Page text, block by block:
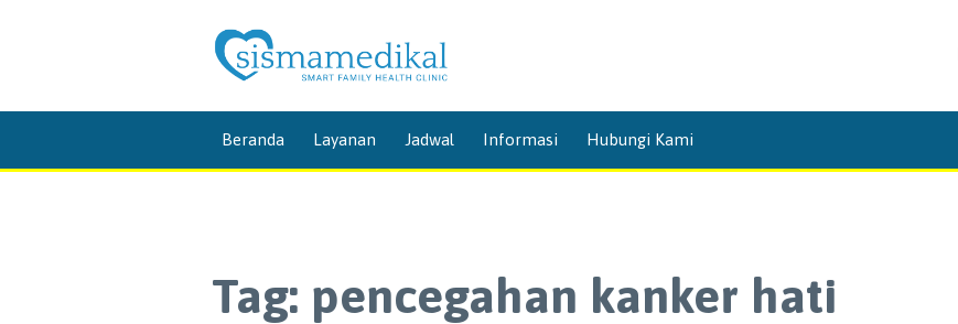
content
Beranda Layanan Jadwal Informasi Hubungi Kami
Tag: pencegahan kanker hati